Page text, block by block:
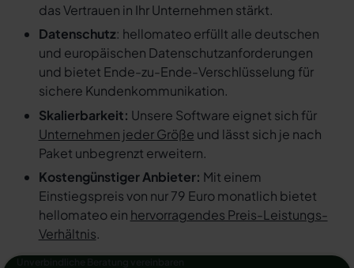
das Vertrauen in Ihr Unternehmen stärkt.
Datenschutz: hellomateo erfüllt alle deutschen
und europäischen Datenschutzanforderungen
und bietet Ende-zu-Ende-Verschlüsselung für
sichere Kundenkommunikation.
Skalierbarkeit: Unsere Software eignet sich für
Unternehmen jeder Größe und lässt sich je nach
Paket unbegrenzt erweitern.
Kostengünstiger Anbieter: Mit einem
Einstiegspreis von nur 79 Euro monatlich bietet
hellomateo ein hervorragendes Preis-Leistungs-
Verhältnis.